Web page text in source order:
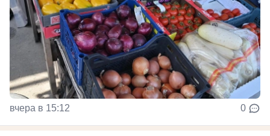
вчера в 15:12 0